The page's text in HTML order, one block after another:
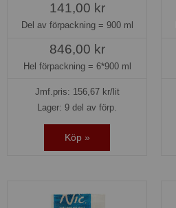
141,00 kr
Del av förpackning = 900 ml
846,00 kr
Hel förpackning = 6*900 ml
Jmf.pris: 156,67kr/lit
Lager: 9 del av förp.
Köp »